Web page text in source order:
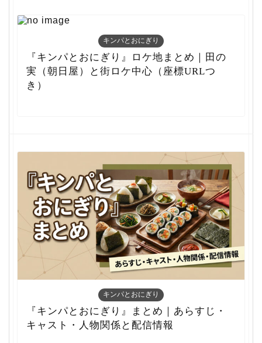
キンパとおにぎり
『キンパとおにぎり』ロケ地まとめ｜田の
実（朝日屋）と街ロケ中心（座標URLつ
き）
キンパとおにぎり
『キンパとおにぎり』まとめ｜あらすじ・
キャスト・人物関係と配信情報